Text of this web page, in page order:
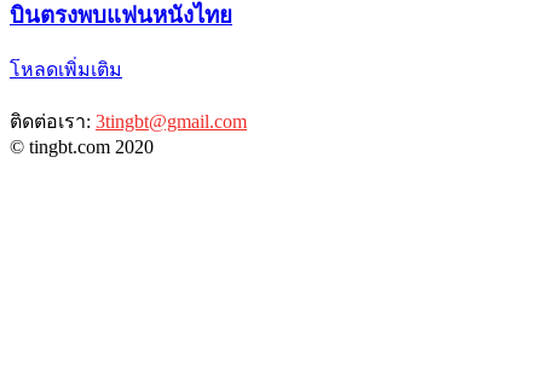
บินตรงพบแฟนหนังไทย
โหลดเพิ่มเติม
ติดต่อเรา: 3tingbt@gmail.com
© tingbt.com 2020